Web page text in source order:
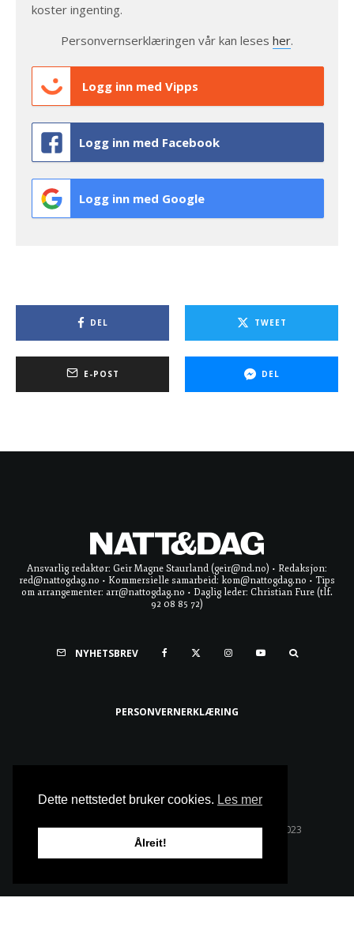
koster ingenting.
Personvernserklæringen vår kan leses her.
Logg inn med Vipps
Logg inn med Facebook
Logg inn med Google
DEL TWEET
E-POST DEL
Ansvarlig redaktør: Geir Magne Staurland (geir@nd.no) • Redaksjon:
red@nattogdag.no • Kommersielle samarbeid: kom@nattogdag.no • Tips
om arrangementer: arr@nattogdag.no • Daglig leder: Christian Fure (tlf.
92 08 85 72)
NYHETSBREV
PERSONVERNERKLÆRING
Alle rettigheter reservert • Copyright © Natt & Dag 2023
Dette nettstedet bruker cookies. Les mer
Ålreit!